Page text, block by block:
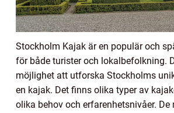
Stockholm Kajak är en populär och
för både turister och lokalbefolkning.
möjlighet att utforska Stockholms
en kajak. Det finns olika typer av
olika behov och erfarenhetsnivåer. De